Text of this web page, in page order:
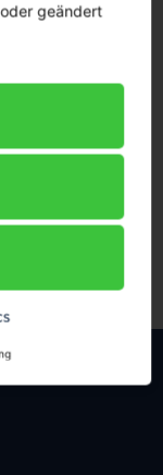
geändert